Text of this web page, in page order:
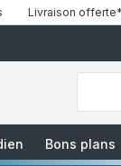
Livraison
["Que
Café
Bons plans